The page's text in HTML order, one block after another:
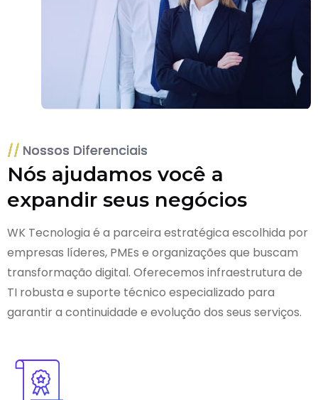
Nossos Diferenciais
Nós ajudamos você a
expandir seus negócios
WK Tecnologia é a parceira estratégica escolhida por
empresas líderes, PMEs e organizações que buscam
transformação digital. Oferecemos infraestrutura de
TI robusta e suporte técnico especializado para
garantir a continuidade e evolução dos seus serviços.